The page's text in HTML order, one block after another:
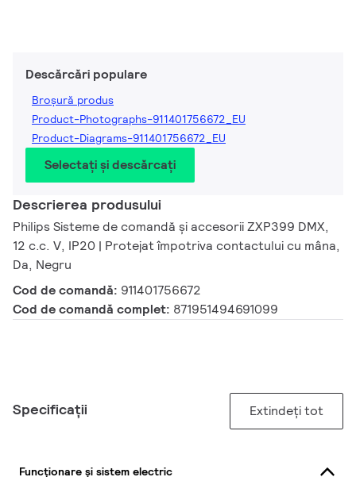
Descărcări populare
Broșură produs
Product-Photographs-911401756672_EU
Product-Diagrams-911401756672_EU
Selectați și descărcați
Descrierea produsului
Philips Sisteme de comandă și accesorii ZXP399 DMX,
12 c.c. V, IP20 | Protejat împotriva contactului cu mâna,
Da, Negru
Cod de comandă: 911401756672
Cod de comandă complet: 871951494691099
Specificații Extindeți tot
Funcționare și sistem electric